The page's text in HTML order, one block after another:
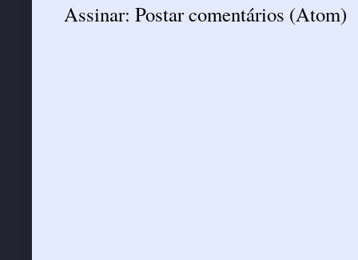
Assinar: Postar comentários (Atom)